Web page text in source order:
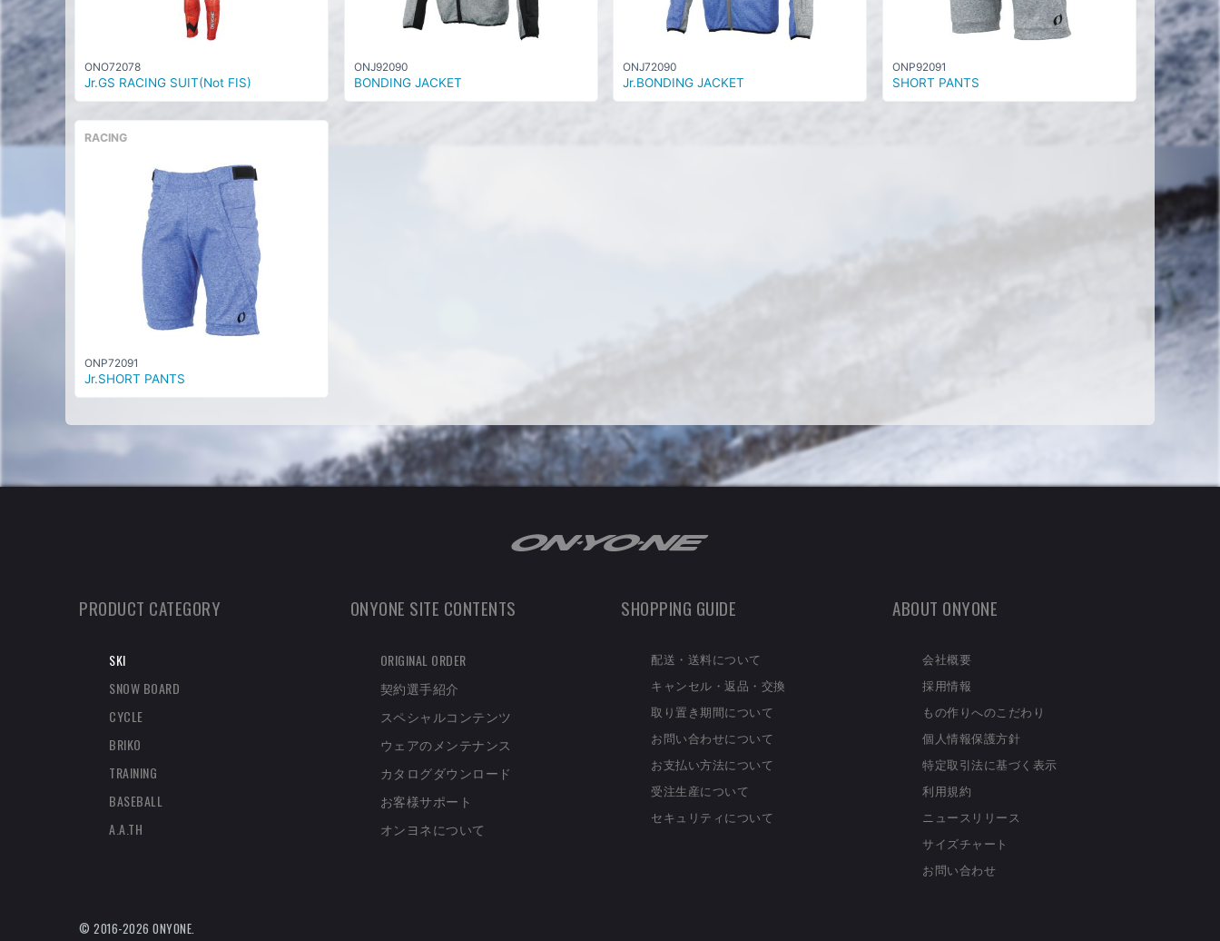
ONO72078
Jr.GS RACING SUIT(Not FIS)
ONJ92090
BONDING JACKET
ONJ72090
Jr.BONDING JACKET
ONP92091
SHORT PANTS
RACING
ONP72091
Jr.SHORT PANTS
PRODUCT CATEGORY
SKI
SNOW BOARD
CYCLE
BRIKO
TRAINING
BASEBALL
A.A.TH
ONYONE SITE CONTENTS
ORIGINAL ORDER
契約選手紹介
スペシャルコンテンツ
ウェアのメンテナンス
カタログダウンロード
お客様サポート
オンヨネについて
SHOPPING GUIDE
配送・送料について
キャンセル・返品・交換
取り置き期間について
お問い合わせについて
お支払い方法について
受注生産について
セキュリティについて
ABOUT ONYONE
会社概要
採用情報
もの作りへのこだわり
個人情報保護方針
特定取引法に基づく表示
利用規約
ニュースリリース
サイズチャート
お問い合わせ
© 2016-2026 ONYONE.